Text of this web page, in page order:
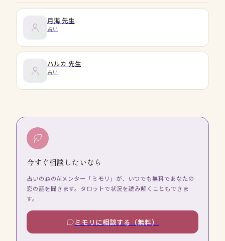
月海 先生
占い
ハルカ 先生
占い
今すぐ相談したいなら
占いの森のAIメンター「ミモリ」が、いつでも無料であなたの
恋の話を聞きます。タロットで状況を読み解くこともできま
す。
ミモリに相談する（無料）